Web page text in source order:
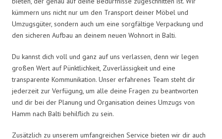
kümmern uns nicht nur um den Transport deiner Möbel und
Umzugsgüter, sondern auch um eine sorgfältige Verpackung und
den sicheren Aufbau an deinem neuen Wohnort in Balti.
Du kannst dich voll und ganz auf uns verlassen, denn wir legen
großen Wert auf Pünktlichkeit, Zuverlässigkeit und eine
transparente Kommunikation. Unser erfahrenes Team steht dir
jederzeit zur Verfügung, um alle deine Fragen zu beantworten
und dir bei der Planung und Organisation deines Umzugs von
Hamm nach Balti behilflich zu sein.
Zusätzlich zu unserem umfangreichen Service bieten wir dir auch